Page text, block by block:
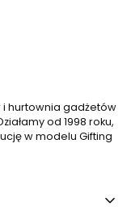
hurtownia gadżetów
od 1998 roku,
w modelu Gifting